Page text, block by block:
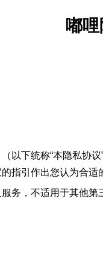
嘟
以下统称“本隐私协
指引作出您认为合
务，不适用于其他